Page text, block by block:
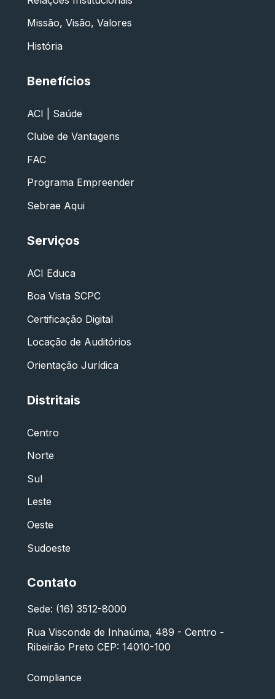
Missão, Visão, Valores
História
Benefícios
ACI | Saúde
Clube de Vantagens
FAC
Programa Empreender
Sebrae Aqui
Serviços
ACI Educa
Boa Vista SCPC
Certificação Digital
Locação de Auditórios
Orientação Jurídica
Distritais
Centro
Norte
Sul
Leste
Oeste
Sudoeste
Contato
Sede: (16) 3512-8000
Rua Visconde de Inhaúma, 489 - Centro -
Ribeirão Preto CEP: 14010-100
Compliance